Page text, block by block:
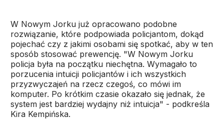
W Nowym Jorku już opracowano podobne
rozwiązanie, które podpowiada policjantom, dokąd
pojechać czy z jakimi osobami się spotkać, aby w ten
sposób stosować prewencję. "W Nowym Jorku
policja była na początku niechętna. Wymagało to
porzucenia intuicji policjantów i ich wszystkich
przyzwyczajeń na rzecz czegoś, co mówi im
komputer. Po krótkim czasie okazało się jednak, że
system jest bardziej wydajny niż intuicja" - podkreśla
Kira Kempińska.